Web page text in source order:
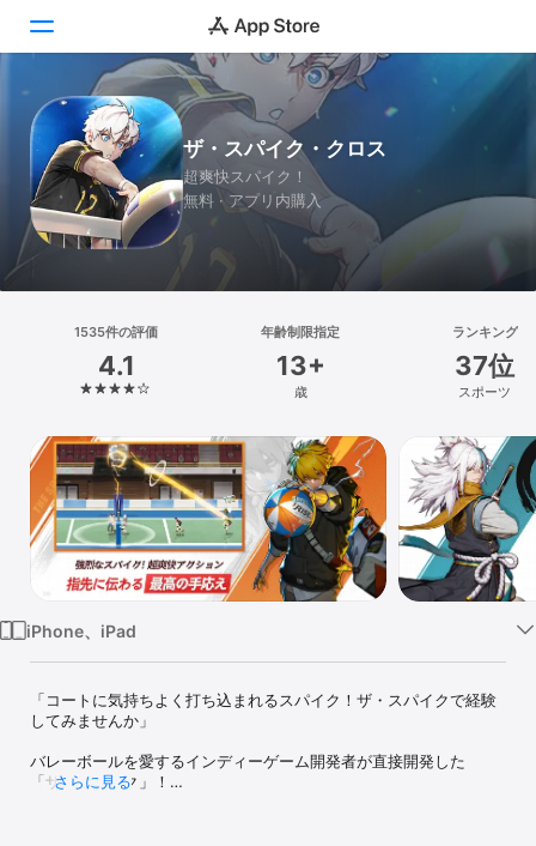
Today
ゲーム
アプリ
検索
プラットフォーム
iPhone
iPad
Mac
Vision
Watch
ザ・スパイク・クロス
超爽快スパイク！
無料 · アプリ内購入
1535件の評価
4.1
年齢制限指定
13+
歳
ランキング
37位
スポーツ
iPhone、iPad
「コートに気持ちよく打ち込まれるスパイク！ザ・スパイクで経験
してみませんか」
バレーボールを愛するインディーゲーム開発者が直接開発した
「ザ・スパイク」！
さらに見る